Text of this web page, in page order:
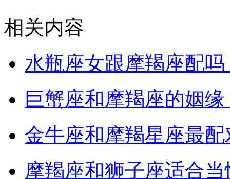
相关内容
水瓶座女跟摩羯座配
巨蟹座和摩羯座的姻
金牛座和摩羯星座最
摩羯座和狮子座适合